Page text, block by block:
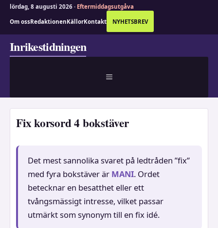
lördag, 8 augusti 2026 · Eftermiddagsutgåva
Om ossRedaktionenKällorKontakt NYHETSBREV
Inrikestidningen
MENY
Fix korsord 4 bokstäver
Det mest sannolika svaret på ledtråden ”fix”
med fyra bokstäver är MANI. Ordet
betecknar en besatthet eller ett
tvångsmässigt intresse, vilket passar
utmärkt som synonym till en fix idé.